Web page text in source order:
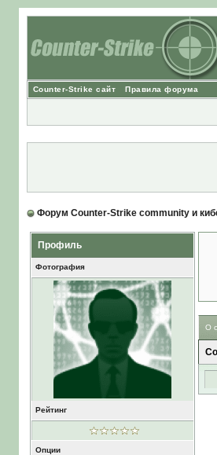
Counter-Strike сайт Правила форума
Форум Counter-Strike community и
Профиль
Фотография
Рейтинг
Опции
О